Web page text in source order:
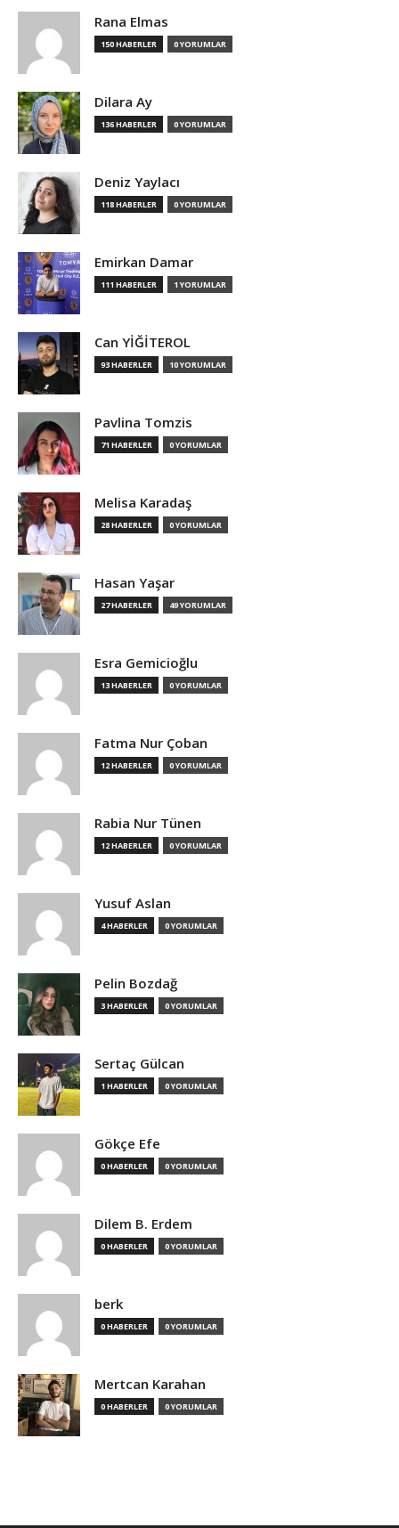
Rana Elmas
150 HABERLER 0 YORUMLAR
Dilara Ay
136 HABERLER 0 YORUMLAR
Deniz Yaylacı
118 HABERLER 0 YORUMLAR
Emirkan Damar
111 HABERLER 1 YORUMLAR
Can YİĞİTEROL
93 HABERLER 10 YORUMLAR
Pavlina Tomzis
71 HABERLER 0 YORUMLAR
Melisa Karadaş
28 HABERLER 0 YORUMLAR
Hasan Yaşar
27 HABERLER 49 YORUMLAR
Esra Gemicioğlu
13 HABERLER 0 YORUMLAR
Fatma Nur Çoban
12 HABERLER 0 YORUMLAR
Rabia Nur Tünen
12 HABERLER 0 YORUMLAR
Yusuf Aslan
4 HABERLER 0 YORUMLAR
Pelin Bozdağ
3 HABERLER 0 YORUMLAR
Sertaç Gülcan
1 HABERLER 0 YORUMLAR
Gökçe Efe
0 HABERLER 0 YORUMLAR
Dilem B. Erdem
0 HABERLER 0 YORUMLAR
berk
0 HABERLER 0 YORUMLAR
Mertcan Karahan
0 HABERLER 0 YORUMLAR